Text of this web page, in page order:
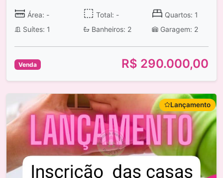
Área: - Total: -
Quartos: 1
Suítes: 1
Banheiros: 2 Garagem: 2
Venda R$ 290.000,00
Lançamento